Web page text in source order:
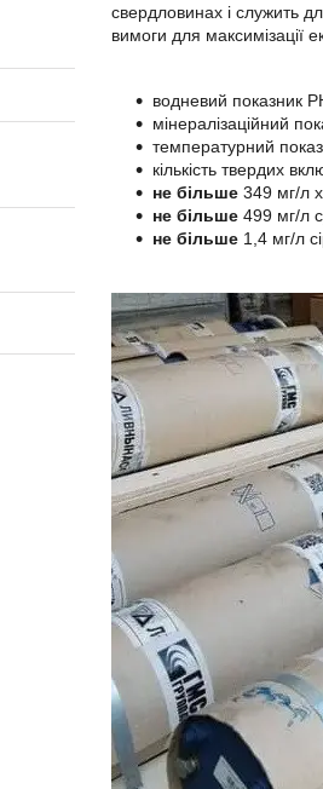
свердловинах і служить
вимоги для максимізації
водневий показник
мінералізаційний
температурний
кількість твердих
не більше 349 мг/л
не більше 499 мг/л
не більше 1,4 мг/л